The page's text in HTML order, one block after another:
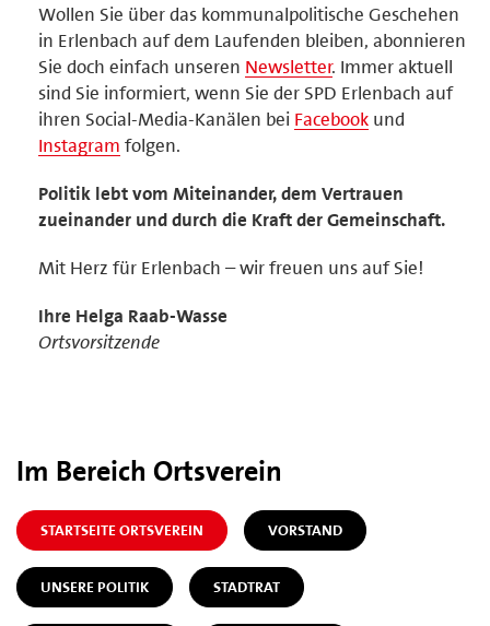
Wollen Sie über das kommunalpolitische Geschehen
in Erlenbach auf dem Laufenden bleiben, abonnieren
Sie doch einfach unseren Newsletter. Immer aktuell
sind Sie informiert, wenn Sie der SPD Erlenbach auf
ihren Social-Media-Kanälen bei Facebook und
Instagram folgen.
Politik lebt vom Miteinander, dem Vertrauen
zueinander und durch die Kraft der Gemeinschaft.
Mit Herz für Erlenbach – wir freuen uns auf Sie!
Ihre Helga Raab-Wasse
Ortsvorsitzende
Im Bereich Ortsverein
STARTSEITE ORTSVEREIN VORSTAND
UNSERE POLITIK STADTRAT